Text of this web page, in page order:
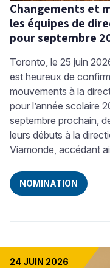
Changements et
les équipes de
pour septembre
Toronto, le 25 juin
est heureux de
mouvements à la
pour l’année scolaire
septembre prochain,
leurs débuts à la
Viamonde, accédant
NOMINATION
24 JUIN 2026